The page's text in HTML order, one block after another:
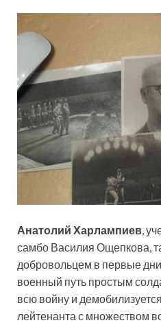
Анатолий Харлампиев ,
самбо Василия Ощепкова,
добровольцем в первые
военный путь простым
всю войну и
лейтенанта с множеством